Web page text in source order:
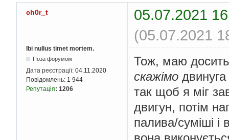
ch0r_t
05.07.2021
(05.07.2021
Ibi nullus timet mortem.
Поза форумом
Дата реєстрації: 04.11.2020
Повідомлень: 1 944
Репутація: 1206
Тож, маю досить
скажімо
так щоб я міг
двигун, потім
палива/суміші і